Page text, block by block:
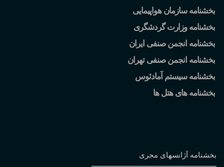
بخشنامه سازمان هواپیمایی
بخشنامه وزارت گردشگری
بخشنامه انجمن صنفی ایران
بخشنامه انجمن صنفی تهران
بخشنامه سیستم آمادئوس
بخشنامه های هتل ها
بخشنامه آژانسهای مجری